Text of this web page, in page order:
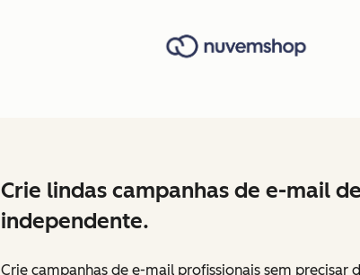
Crie lindas campanhas de e-mail
independente.
Crie campanhas de e-mail profissionais sem precisar